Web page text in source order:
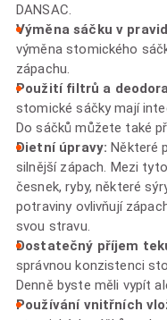
DANSAC.
Výměna sáčku v
výměna stomického
zápachu.
Použití filtrů a
stomické sáčky mají
Do sáčků můžete také
Dietní úpravy: Některé
silnější zápach. Mezi
česnek, ryby, některé
potraviny ovlivňují
svou stravu.
Dostatečný příjem
správnou konzistenci
Denně byste měli vypít
Používání vnitřních